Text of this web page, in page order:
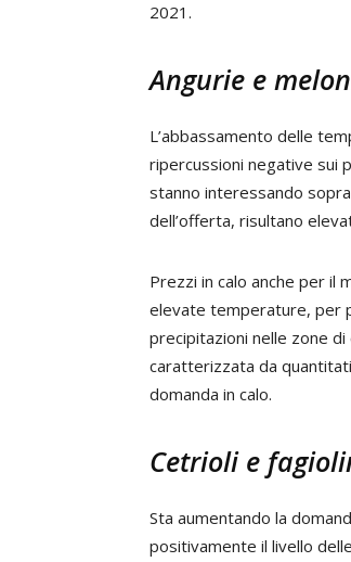
2021.
Angurie e
L’abbassamento delle
ripercussioni negative sui
stanno interessando
dell’offerta, risultano
Prezzi in calo anche per il
elevate temperature, per
precipitazioni nelle zone
caratterizzata da
domanda in calo.
Cetrioli e
Sta aumentando la
positivamente il livello